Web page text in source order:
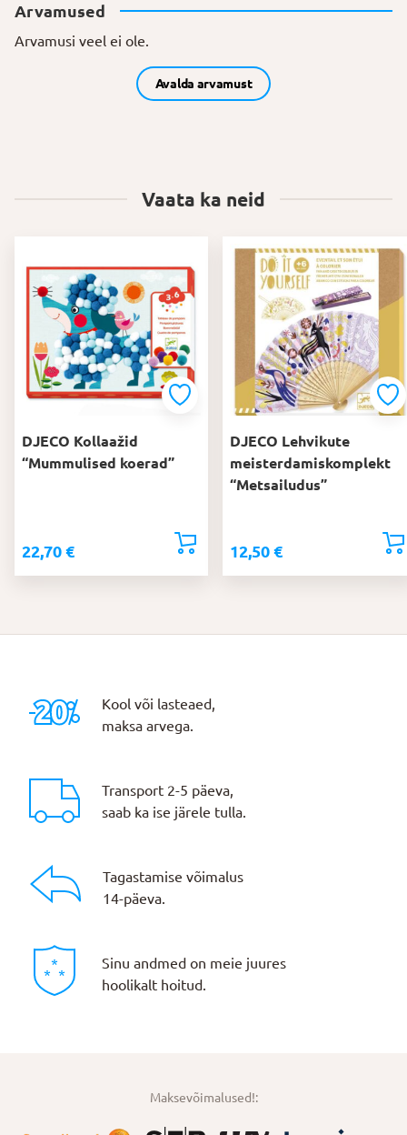
Arvamused
Arvamusi veel ei ole.
Avalda arvamust
Vaata ka neid
DJECO Kollaažid
“Mummulised koerad”
22,70 €
DJECO Lehvikute
meisterdamiskomplekt
“Metsailudus”
12,50 €
Kool või lasteaed,
maksa arvega.
Transport 2-5 päeva,
saab ka ise järele tulla.
Tagastamise võimalus
14-päeva.
Sinu andmed on meie juures
hoolikalt hoitud.
Maksevõimalused!: